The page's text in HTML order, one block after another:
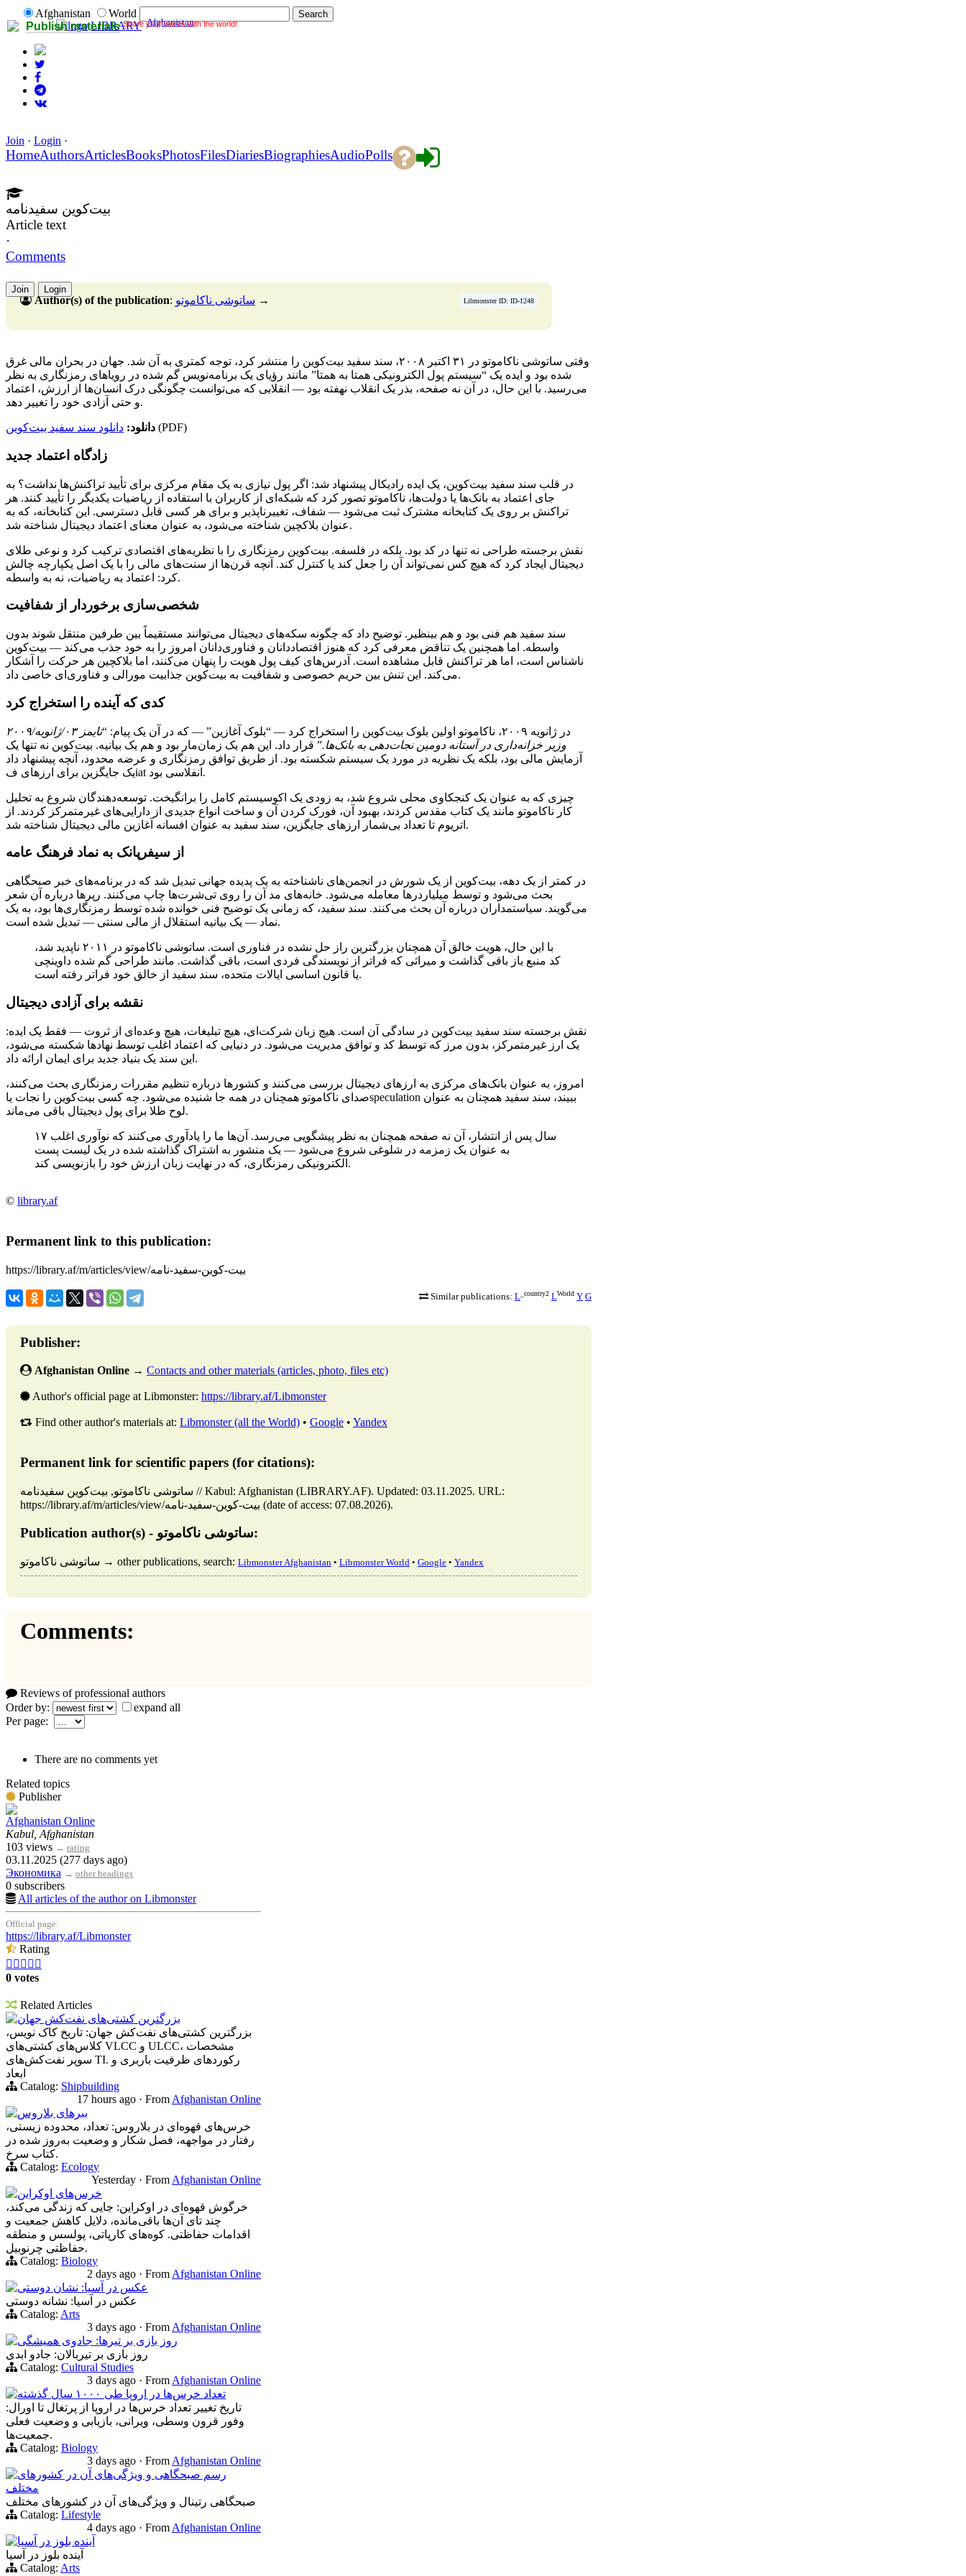
Publish materials Share your works with the world!
Afghanistan
World
LIBRARY Afghanistan
Join · Login ·
HomeAuthorsArticlesBooksPhotosFilesDiariesBiographiesAudioPolls
بیت‌کوین سفید‌نامه
Article text
·
Comments
Join Login
Libmonster ID: ID-1248
Author(s) of the publication: ساتوشی ناکاموتو →
وقتی ساتوشی ناکاموتو در ۳۱ اکتبر ۲۰۰۸، سند سفید بیت‌کوین را منتشر کرد، توجه کمتری به آن شد. جهان در بحران مالی غرق
شده بود و ایده یک “سیستم پول الکترونیکی همتا به همتا” مانند رؤیای یک برنامه‌نویس گم شده در رویاهای رمزنگاری به نظر
می‌رسید. با این حال، در آن نه صفحه، بذر یک انقلاب نهفته بود — انقلابی که می‌توانست چگونگی درک انسان‌ها از ارزش، اعتماد
و حتی آزادی خود را تغییر دهد.
دانلود: دانلود سند سفید بیت‌کوین (PDF)
زادگاه اعتماد جدید
در قلب سند سفید بیت‌کوین، یک ایده رادیکال پیشنهاد شد: اگر پول نیازی به یک مقام مرکزی برای تأیید تراکنش‌ها نداشت؟ به
جای اعتماد به بانک‌ها یا دولت‌ها، ناکاموتو تصور کرد که شبکه‌ای از کاربران با استفاده از ریاضیات یکدیگر را تأیید کنند. هر
تراکنش بر روی یک کتابخانه مشترک ثبت می‌شود — شفاف، تغییرناپذیر و برای هر کسی قابل دسترسی. این کتابخانه، که به
عنوان بلاکچین شناخته می‌شود، به عنوان معنای اعتماد دیجیتال شناخته شد.
نقش برجسته طراحی نه تنها در کد بود. بلکه در فلسفه. بیت‌کوین رمزنگاری را با نظریه‌های اقتصادی ترکیب کرد و نوعی طلای
دیجیتال ایجاد کرد که هیچ کس نمی‌تواند آن را جعل کند یا کنترل کند. آنچه قرن‌ها از سنت‌های مالی را با یک اصل یکپارچه چالش
کرد: اعتماد به ریاضیات، نه به واسطه.
شخصی‌سازی برخوردار از شفافیت
سند سفید هم فنی بود و هم بینظیر. توضیح داد که چگونه سکه‌های دیجیتال می‌توانند مستقیماً بین طرفین منتقل شوند بدون
واسطه. اما همچنین یک تناقض معرفی کرد که هنوز اقتصاددانان و فناوری‌دانان امروز را به خود جذب می‌کند — بیت‌کوین
ناشناس است، اما هر تراکنش قابل مشاهده است. آدرس‌های کیف پول هویت را پنهان می‌کنند، اما بلاکچین هر حرکت را آشکار
می‌کند. این تنش بین حریم خصوصی و شفافیت به بیت‌کوین جذابیت مورالی و فناوری‌ای خاصی داد.
کدی که آینده را استخراج کرد
در ژانویه ۲۰۰۹، ناکاموتو اولین بلوک بیت‌کوین را استخراج کرد — “بلوک آغازین” — که در آن یک پیام: “
تایمز ۰۳/ژانویه/۲۰۰۹
وزیر خزانه‌داری در آستانه دومین نجات‌دهی به بانک‌ها.” قرار داد. این هم یک زمان‌مار بود و هم یک بیانیه. بیت‌کوین نه تنها یک
آزمایش مالی بود، بلکه یک نظریه در مورد یک سیستم شکسته بود. از طریق توافق رمزنگاری و عرضه محدود، آنچه پیشنهاد داد
یک جایگزین برای ارزهای فiat انفلاسی بود.
چیزی که به عنوان یک کنجکاوی محلی شروع شد، به زودی یک اکوسیستم کامل را برانگیخت. توسعه‌دهندگان شروع به تحلیل
کار ناکاموتو مانند یک کتاب مقدس کردند، بهبود آن، فورک کردن آن و ساخت انواع جدیدی از دارایی‌های غیرمتمرکز کردند. از
اتریوم تا تعداد بی‌شمار ارزهای جایگزین، سند سفید به عنوان افسانه آغازین مالی دیجیتال شناخته شد.
از سیفرپانک به نماد فرهنگ عامه
در کمتر از یک دهه، بیت‌کوین از یک شورش در انجمن‌های ناشناخته به یک پدیده جهانی تبدیل شد که در برنامه‌های خبر صبحگاهی
بحث می‌شود و توسط میلیاردرها معامله می‌شود. خانه‌های مد آن را روی تی‌شرت‌ها چاپ می‌کنند. رپرها درباره آن شعر
می‌گویند. سیاستمداران درباره آن بحث می‌کنند. سند سفید، که زمانی یک توضیح فنی خوانده شده توسط رمزنگاری‌ها بود، به یک
نماد — یک بیانیه استقلال از مالی سنتی — تبدیل شده است.
با این حال، هویت خالق آن همچنان بزرگترین راز حل نشده در فناوری است. ساتوشی ناکاموتو در ۲۰۱۱ ناپدید شد،
کد منبع باز باقی گذاشت و میراثی که فراتر از نویسندگی فردی است، باقی گذاشت. مانند طراحی گم شده داوینچی
یا قانون اساسی ایالات متحده، سند سفید از خالق خود فراتر رفته است.
نقشه برای آزادی دیجیتال
نقش برجسته سند سفید بیت‌کوین در سادگی آن است. هیچ زبان شرکت‌ای، هیچ تبلیغات، هیچ وعده‌ای از ثروت — فقط یک ایده:
یک ارز غیرمتمرکز، بدون مرز که توسط کد و توافق مدیریت می‌شود. در دنیایی که اعتماد اغلب توسط نهادها شکسته می‌شود،
این سند یک بنیاد جدید برای ایمان ارائه داد.
امروز، به عنوان بانک‌های مرکزی به ارزهای دیجیتال بررسی می‌کنند و کشورها درباره تنظیم مقررات رمزنگاری بحث می‌کنند،
صدای ناکاموتو همچنان در همه جا شنیده می‌شود. چه کسی بیت‌کوین را نجات یاspeculation ببیند، سند سفید همچنان به عنوان
لوح طلا برای پول دیجیتال باقی می‌ماند.
۱۷ سال پس از انتشار، آن نه صفحه همچنان به نظر پیشگویی می‌رسد. آن‌ها ما را یادآوری می‌کنند که نوآوری اغلب
به عنوان یک زمزمه در شلوغی شروع می‌شود — یک منشور به اشتراک گذاشته شده در یک لیست پست
الکترونیکی رمزنگاری، که در نهایت زبان ارزش خود را بازنویسی کند.
© library.af
Permanent link to this publication:
https://library.af/m/articles/view/بیت-کوین-سفید-نامه
Similar publications: L _country2 LWorld Y G
Publisher:
Afghanistan Online → Contacts and other materials (articles, photo, files etc)
Author's official page at Libmonster: https://library.af/Libmonster
Find other author's materials at: Libmonster (all the World) • Google • Yandex
Permanent link for scientific papers (for citations):
ساتوشی ناکاموتو, بیت‌کوین سفید‌نامه // Kabul: Afghanistan (LIBRARY.AF). Updated: 03.11.2025. URL:
https://library.af/m/articles/view/بیت-کوین-سفید-نامه (date of access: 07.08.2026).
Publication author(s) - ساتوشی ناکاموتو:
ساتوشی ناکاموتو → other publications, search: Libmonster Afghanistan • Libmonster World • Google • Yandex
Comments:
Reviews of professional authors
Order by:
expand all
Per page:
There are no comments yet
Related topics
Publisher
Afghanistan Online
Kabul, Afghanistan
103 views → rating
03.11.2025 (277 days ago)
Экономика → other headings
0 subscribers
All articles of the author on Libmonster
Official page:
https://library.af/Libmonster
Rating
    
0 votes
Related Articles
بزرگترین کشتی‌های نفت‌کش جهان
بزرگترین کشتی‌های نفت‌کش جهان: تاریخ کاک نویس،
کلاس‌های کشتی‌های VLCC و ULCC، مشخصات
سوپر نفت‌کش‌های TI. رکوردهای ظرفیت باربری و
ابعاد
Catalog: Shipbuilding
17 hours ago · From Afghanistan Online
ببرهای بلاروس
خرس‌های قهوه‌ای در بلاروس: تعداد، محدوده زیستی،
رفتار در مواجهه، فصل شکار و وضعیت به‌روز شده در
کتاب سرخ.
Catalog: Ecology
Yesterday · From Afghanistan Online
خرس‌های اوکراین
خرگوش قهوه‌ای در اوکراین: جایی که زندگی می‌کند،
چند تای آن‌ها باقی‌مانده، دلایل کاهش جمعیت و
اقدامات حفاظتی. کوه‌های کارپاتی، پولسس و منطقه
حفاظتی چرنوبیل.
Catalog: Biology
2 days ago · From Afghanistan Online
عکس در آسیا: نشان دوستی
عکس در آسیا: نشانه دوستی
Catalog: Arts
3 days ago · From Afghanistan Online
روز بازی بر تیرها: جادوی همیشگی
روز بازی بر تیربالان: جادو ابدی
Catalog: Cultural Studies
3 days ago · From Afghanistan Online
تعداد خرس‌ها در اروپا طی ۱۰۰۰ سال گذشته
تاریخ تغییر تعداد خرس‌ها در اروپا از پرتغال تا اورال:
وفور قرون وسطی، ویرانی، بازیابی و وضعیت فعلی
جمعیت‌ها.
Catalog: Biology
3 days ago · From Afghanistan Online
رسم صبحگاهی و ویژگی‌های آن در کشورهای
مختلف
صبحگاهی‌ رتینال و ویژگی‌های آن در کشورهای مختلف
Catalog: Lifestyle
4 days ago · From Afghanistan Online
آینده بلوز در آسیا
آینده بلوز در آسیا
Catalog: Arts